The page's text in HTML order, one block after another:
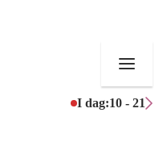
I dag:10 - 21